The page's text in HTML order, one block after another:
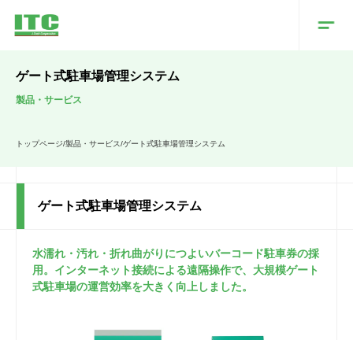
ゲート式駐車場管理システム
製品・サービス
トップページ/製品・サービス/ゲート式駐車場管理システム
ゲート式駐車場管理システム
水濡れ・汚れ・折れ曲がりにつよいバーコード駐車券の採
用。インターネット接続による遠隔操作で、大規模ゲート
式駐車場の運営効率を大きく向上しました。